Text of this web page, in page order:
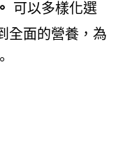
可以多樣化選
全面的營養，為